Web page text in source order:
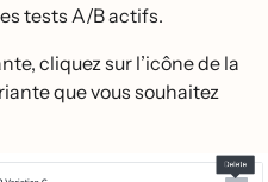
tests A/B actifs.
cliquez sur l’icône de la
que vous souhaitez